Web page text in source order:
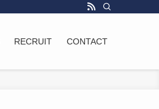
RECRUIT CONTACT